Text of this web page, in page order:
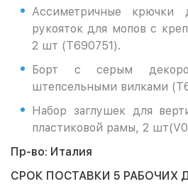
Ассиметричные крючки
рукояток для мопов с
2 шт (T690751).
Борт с серым
штепсельными вилками
Набор заглушек для
пластиковой рамы, 2
Пр-во: Италия
СРОК ПОСТАВКИ 5 РАБОЧИХ